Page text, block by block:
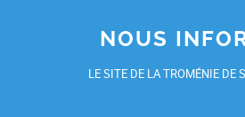
NOUS
LE SITE DE LA TROMÉNIE DE